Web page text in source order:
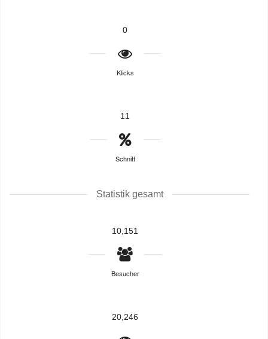
0
Klicks
11
Schnitt
Statistik gesamt
10,151
Besucher
20,246